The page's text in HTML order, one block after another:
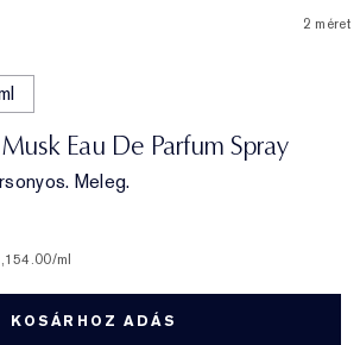
2 méret
Eau De Parfum Spray
Meleg.
/ml
KOSÁRHOZ ADÁS